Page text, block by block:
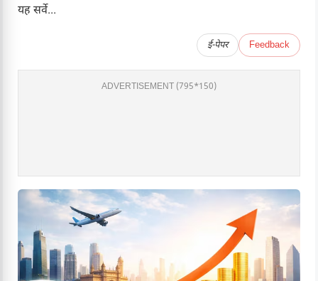
यह सर्वे...
ई-पेपर Feedback
ADVERTISEMENT (795*150)